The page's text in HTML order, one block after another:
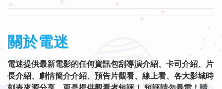
關於電迷
電迷提供最新電影的任何資訊包刮導演介紹、卡司介紹、片
長介紹、劇情簡介介紹、預告片觀看、線上看、各大影城時